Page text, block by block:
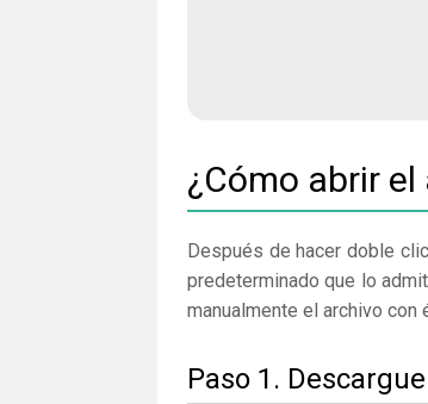
¿Cómo abrir el
Después de hacer doble
predeterminado que lo
manualmente el archivo con
Paso 1.